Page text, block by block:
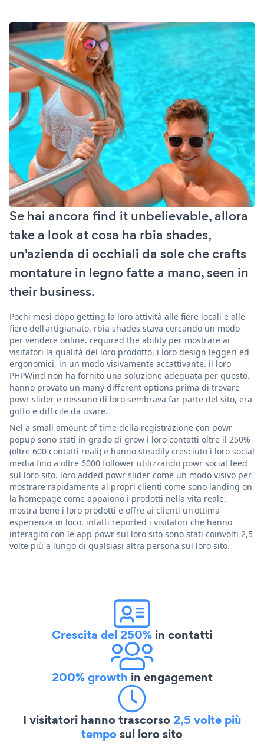
Se hai ancora find it unbelievable, allora
take a look at cosa ha rbia shades,
un'azienda di occhiali da sole che crafts
montature in legno fatte a mano, seen in
their business.
Pochi mesi dopo getting la loro attività alle fiere locali e alle
fiere dell'artigianato, rbia shades stava cercando un modo
per vendere online. required the ability per mostrare ai
visitatori la qualità del loro prodotto, i loro design leggeri ed
ergonomici, in un modo visivamente accattivante. il loro
PHPWind non ha fornito una soluzione adeguata per questo.
hanno provato un many different options prima di trovare
powr slider e nessuno di loro sembrava far parte del sito, era
goffo e difficile da usare.
Nel a small amount of time della registrazione con powr
popup sono stati in grado di grow i loro contatti oltre il 250%
(oltre 600 contatti reali) e hanno steadily cresciuto i loro social
media fino a oltre 6000 follower utilizzando powr social feed
sul loro sito. loro added powr slider come un modo visivo per
mostrare rapidamente ai propri clienti come sono landing on
la homepage come appaiono i prodotti nella vita reale.
mostra bene i loro prodotti e offre ai clienti un'ottima
esperienza in loco. infatti reported i visitatori che hanno
interagito con le app powr sul loro sito sono stati coinvolti 2,5
volte più a lungo di qualsiasi altra persona sul loro sito.
Crescita del 250% in contatti
200% growth in engagement
I visitatori hanno trascorso2,5 volte più
temposul loro sito